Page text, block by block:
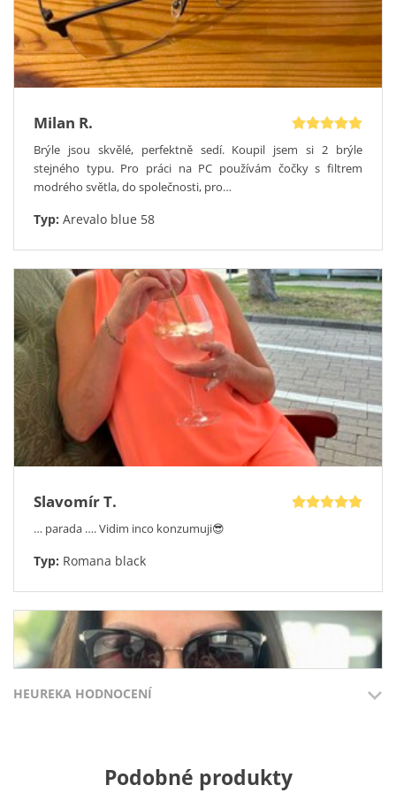
Milan R.
Brýle jsou skvělé, perfektně sedí. Koupil jsem si 2 brýle
stejného typu. Pro práci na PC používám čočky s filtrem
modrého světla, do společnosti, pro…
Typ: Arevalo blue 58
Slavomír T.
… parada …. Vidim inco konzumuji😎
Typ: Romana black
HEUREKA HODNOCENÍ
Přidáno 3.8.2026
Podobné produkty